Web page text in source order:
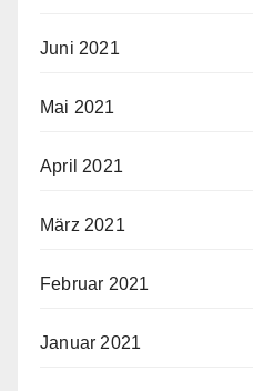
Juni 2021
Mai 2021
April 2021
März 2021
Februar 2021
Januar 2021